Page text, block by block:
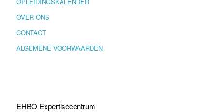
OVER ONS
CONTACT
ALGEMENE VOORWAARDEN
EHBO Expertisecentrum